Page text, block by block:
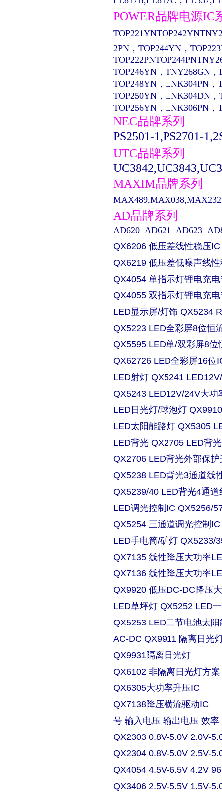
POWER品牌电源IC
2PN，TOP244YN，
TOP246YN，TNY268GN
TOP248YN，LNK304PN，
TOP250YN，LNK304DN，
TOP256YN，LNK306PN
NEC品牌系列
PS2501-1,PS2701-
UTC品牌系列
MAXIM品牌系列
AD品牌系列
AD620 AD621 AD623
QX6206 低压差线性稳压IC
QX6219 低压差低噪声线
QX4054 单指示灯锂电充
QX4055 双指示灯锂电充
LED显示屏/灯饰 QX5234
QX5223 LED全彩屏8位恒
QX5595 LED单/双彩屏8位
QX62726 LED全彩屏16位
LED射灯 QX5241
QX5243 LED12V/24V大
LED日光灯/球泡灯
LED太阳能路灯 QX5305
LED背光 QX2705 LED背
QX2706 LED背光外部保
QX5238 LED背光3通道线
QX5239/40 LED背光4通
LED调光控制IC QX5256/
QX5254 三通道调光控制
LED手电筒/矿灯 QX5233/
QX7135 线性降压大功率
QX7136 线性降压大功率
QX9920 低压DC-DC降压
LED草坪灯 QX5252 LED
QX5253 LED二节电池太
AC-DC QX9911 隔离日光
QX9931隔离日光灯
QX6102 非隔离日光灯方案
QX6305大功率升压IC
QX7138降压横流驱动IC
号 输入电压 输出电压 效率
QX2303 0.8V-5.0V 2.0V-
QX2304 0.8V-5.0V 2.5V-
QX4054 4.5V-6.5V 4.2V
QX3406 2.5V-5.5V 1.5V-